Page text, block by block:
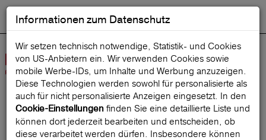
Suche starten
Startseite ReiseMagazin
Informationen zum Datenschutz
Wir setzen technisch notwendige, Statistik- und Cookies
von US-Anbietern ein. Wir verwenden Cookies sowie
mobile Werbe‑IDs, um Inhalte und Werbung anzuzeigen.
Diese Technologien werden sowohl für personalisierte als
auch für nicht personalisierte Anzeigen eingesetzt. In den
Cookie-Einstellungen finden Sie eine detaillierte Liste und
können dort jederzeit bearbeiten und entscheiden, ob
diese verarbeitet werden dürfen. Insbesondere können